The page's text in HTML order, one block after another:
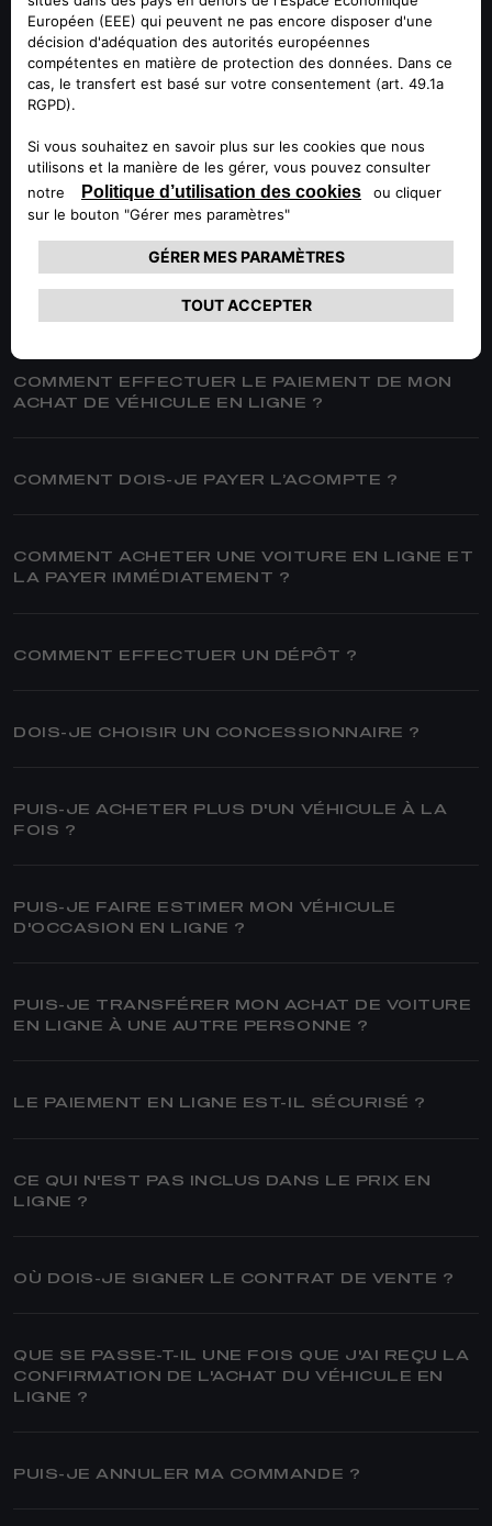
SI J'AI TROUVÉ LE VÉHICULE QUI ME CONVIENT,
COMMENT PUIS-JE FINALISER MON ACHAT ?
JE N'AI PAS ENCORE REÇU LA CONFIRMATION
DE MON INSCRIPTION. POURQUOI ?
COMMENT EFFECTUER LE PAIEMENT DE MON
ACHAT DE VÉHICULE EN LIGNE ?
COMMENT DOIS-JE PAYER L’ACOMPTE ?
COMMENT ACHETER UNE VOITURE EN LIGNE ET
LA PAYER IMMÉDIATEMENT ?
COMMENT EFFECTUER UN DÉPÔT ?
DOIS-JE CHOISIR UN CONCESSIONNAIRE ?
PUIS-JE ACHETER PLUS D'UN VÉHICULE À LA
FOIS ?
PUIS-JE FAIRE ESTIMER MON VÉHICULE
D'OCCASION EN LIGNE ?
PUIS-JE TRANSFÉRER MON ACHAT DE VOITURE
EN LIGNE À UNE AUTRE PERSONNE ?
LE PAIEMENT EN LIGNE EST-IL SÉCURISÉ ?
CE QUI N'EST PAS INCLUS DANS LE PRIX EN
LIGNE ?
OÙ DOIS-JE SIGNER LE CONTRAT DE VENTE ?
QUE SE PASSE-T-IL UNE FOIS QUE J'AI REÇU LA
CONFIRMATION DE L'ACHAT DU VÉHICULE EN
LIGNE ?
PUIS-JE ANNULER MA COMMANDE ?